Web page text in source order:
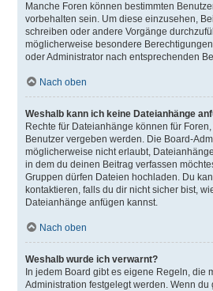
Manche Foren können bestimmten
vorbehalten sein. Um diese einzusehen,
schreiben oder andere Vorgänge
möglicherweise besondere
oder Administrator nach entsprechenden
Nach oben
Weshalb kann ich keine Dateianhänge
Rechte für Dateianhänge können für
Benutzer vergeben werden. Die Board-
möglicherweise nicht erlaubt,
in dem du deinen Beitrag verfassen
Gruppen dürfen Dateien hochladen. Du
kontaktieren, falls du dir nicht sicher bist,
Dateianhänge anfügen kannst.
Nach oben
Weshalb wurde ich verwarnt?
In jedem Board gibt es eigene Regeln, die
Administration festgelegt werden. Wenn